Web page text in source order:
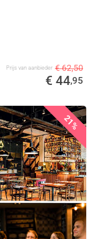
Prijs van aanbieder € 62,50
€ 44,95
21%